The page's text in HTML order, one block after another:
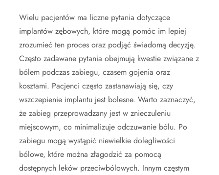
Wielu pacjentów ma liczne pytania dotyczące
implantów zębowych, które mogą pomóc im lepiej
zrozumieć ten proces oraz podjąć świadomą decyzję.
Często zadawane pytania obejmują kwestie związane z
bólem podczas zabiegu, czasem gojenia oraz
kosztami. Pacjenci często zastanawiają się, czy
wszczepienie implantu jest bolesne. Warto zaznaczyć,
że zabieg przeprowadzany jest w znieczuleniu
miejscowym, co minimalizuje odczuwanie bólu. Po
zabiegu mogą wystąpić niewielkie dolegliwości
bólowe, które można złagodzić za pomocą
dostępnych leków przeciwbólowych. Innym częstym